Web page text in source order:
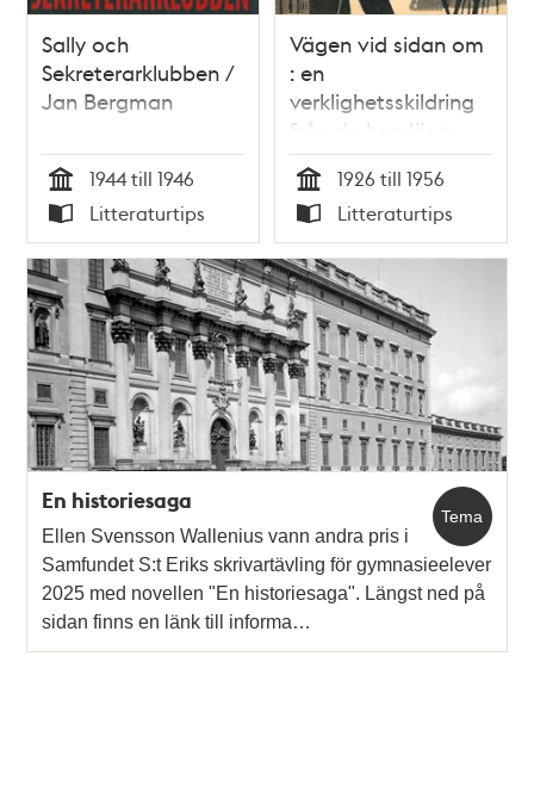
Sally och
Sekreterarklubben /
Jan Bergman
Tid
1944 till 1946
Typ
Litteraturtips
Vägen vid sidan om
: en
verklighetsskildring
från de hemlösas
värld / Katharina
Ottow
Tid
1926 till 1956
Typ
Litteraturtips
Tema
En historiesaga
Ellen Svensson Wallenius vann andra pris i
Samfundet S:t Eriks skrivartävling för gymnasieelever
2025 med novellen "En historiesaga". Längst ned på
sidan finns en länk till informa…